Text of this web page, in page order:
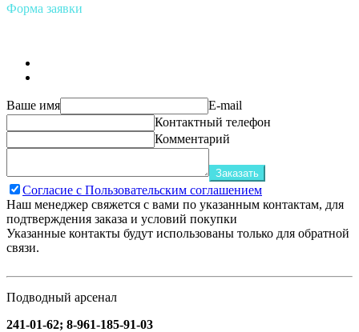
Форма заявки
Ваше имя
E-mail
Контактный телефон
Комментарий
Заказать
Согласие с Пользовательским соглашением
Наш менеджер свяжется с вами по указанным контактам, для
подтверждения заказа и условий покупки
Указанные контакты будут использованы только для обратной
связи.
Подводный арсенал
241-01-62; 8-961-185-91-03